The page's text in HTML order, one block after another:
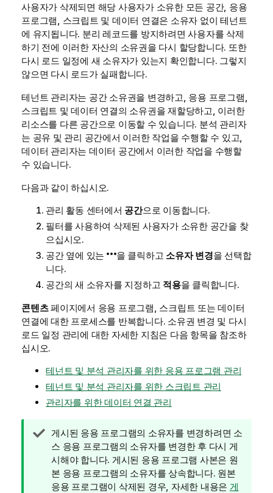
사용자가 삭제되면 해당 사용자가 소유한 모든 공간, 응용
프로그램, 스크립트 및 데이터 연결은 소유자 없이 테넌트
에 유지됩니다. 분리 레코드를 방지하려면 사용자를 삭제
하기 전에 이러한 자산의 소유권을 다시 할당합니다. 또한
다시 로드 일정에 새 소유자가 있는지 확인합니다. 그렇지
않으면 다시 로드가 실패합니다.
테넌트 관리자는 공간 소유권을 변경하고, 응용 프로그램,
스크립트 및 데이터 연결의 소유권을 재할당하고, 이러한
리소스를 다른 공간으로 이동할 수 있습니다. 분석 관리자
는 공유 및 관리 공간에서 이러한 작업을 수행할 수 있고,
데이터 관리자는 데이터 공간에서 이러한 작업을 수행할
수 있습니다.
다음과 같이 하십시오.
관리 활동 센터에서 공간으로 이동합니다.
필터를 사용하여 삭제된 사용자가 소유한 공간을 찾
으십시오.
공간 옆에 있는
을 클릭하고 소유자 변경을 선택합
니다.
공간의 새 소유자를 지정하고 적용을 클릭합니다.
콘텐츠페이지에서 응용 프로그램, 스크립트 또는 데이터
연결에 대한 프로세스를 반복합니다. 소유권 변경 및 다시
로드 일정 관리에 대한 자세한 지침은 다음 항목을 참조하
십시오.
테넌트 및 분석 관리자를 위한 응용 프로그램 관리
테넌트 및 분석 관리자를 위한 스크립트 관리
관리자를 위한 데이터 연결 관리
팁
메
모
게시된 응용 프로그램의 소유자를 변경하려면 소
스 응용 프로그램의 소유자를 변경한 후 다시 게
시해야 합니다. 게시된 응용 프로그램 사본은 원
본 응용 프로그램의 소유자를 상속합니다. 원본
응용 프로그램이 삭제된 경우, 자세한 내용은 게